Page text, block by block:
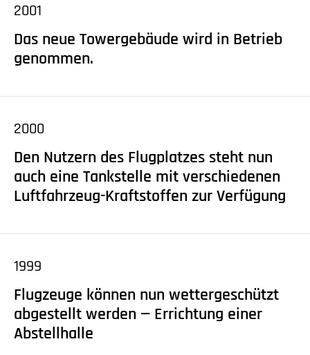
2001
Das neue Towergebäude wird in Betrieb
genommen.
2000
Den Nutzern des Flugplatzes steht nun
auch eine Tankstelle mit verschiedenen
Luftfahrzeug-Kraftstoffen zur Verfügung
1999
Flugzeuge können nun wettergeschützt
abgestellt werden — Errichtung einer
Abstellhalle